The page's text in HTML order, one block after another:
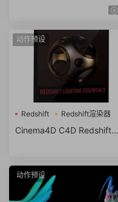
画C4D预设 Realbook V3.1
动作预设
Redshift Redshift渲染器
Cinema4D C4D Redshift渲
动作预设